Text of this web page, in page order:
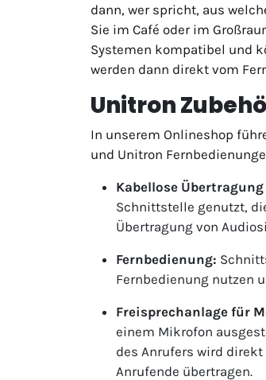
dann, wer spricht, aus
Sie im Café oder im
Systemen kompatibel und
werden dann direkt vom
Unitron
In unserem Onlineshop
und Unitron
Kabellose
Schnittstelle genutzt,
Übertragung von
Fernbedienung:
Fernbedienung nutzen
Freisprechanlage für
einem Mikrofon
des Anrufers wird
Anrufende übertragen.